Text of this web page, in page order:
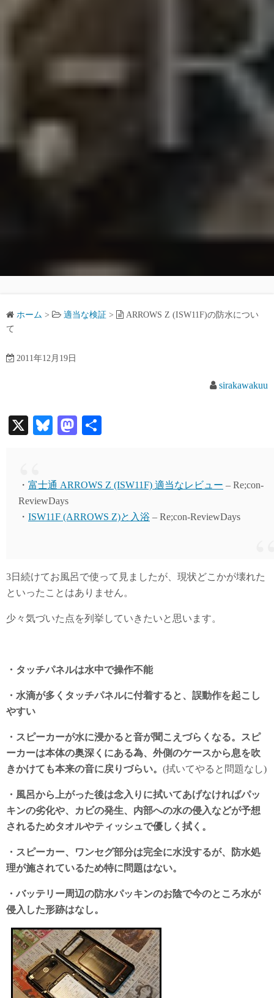
ホーム > 適当な検証 >
ARROWS Z (ISW11F)の防水につい
て
2011年12月19日
sirakawakuu
X
Bl
y
M
do
・ 富士通 ARROWS Z (ISW11F) 適当なレビュー – Re;con-
ReviewDays
・ ISW11F (ARROWS Z)と入浴 – Re;con-ReviewDays
3日続けてお風呂で使って見ましたが、現状どこかが壊れた
といったことはありません。
少々気づいた点を列挙していきたいと思います。
・タッチパネルは水中で操作不能
・水滴が多くタッチパネルに付着すると、誤動作を起こし
やすい
・スピーカーが水に浸かると音が聞こえづらくなる。スピ
ーカーは本体の奥深くにある為、外側のケースから息を吹
きかけても本来の音に戻りづらい。 (拭いてやると問題なし)
・風呂から上がった後は念入りに拭いてあげなければパッ
キンの劣化や、カビの発生、内部への水の侵入などが予想
されるためタオルやティッシュで優しく拭く。
・スピーカー、ワンセグ部分は完全に水没するが、防水処
理が施されているため特に問題はない。
・バッテリー周辺の防水パッキンのお陰で今のところ水が
侵入した形跡はなし。